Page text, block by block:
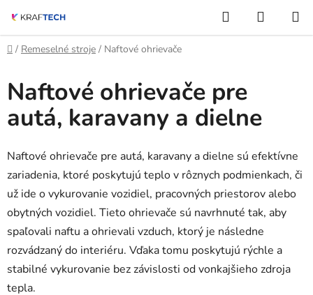
obsah
Hľadať
KOŠÍK
Domov
/ Remeselné stroje / Naftové ohrievače
Naftové ohrievače pre
autá, karavany a dielne
Naftové ohrievače pre autá, karavany a dielne sú efektívne
zariadenia, ktoré poskytujú teplo v rôznych podmienkach, či
už ide o vykurovanie vozidiel, pracovných priestorov alebo
obytných vozidiel. Tieto ohrievače sú navrhnuté tak, aby
spaľovali naftu a ohrievali vzduch, ktorý je následne
rozvádzaný do interiéru. Vďaka tomu poskytujú rýchle a
stabilné vykurovanie bez závislosti od vonkajšieho zdroja
tepla.